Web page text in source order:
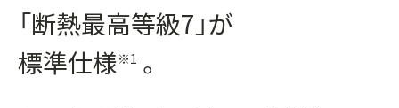
「断熱最高等級7」が
標準仕様※1 。